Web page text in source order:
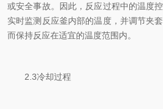
或安全事故。因此，反应过程中的温度
实时监测反应釜内部的温度，并调节夹
而保持反应在适宜的温度范围内。
2.3冷却过程